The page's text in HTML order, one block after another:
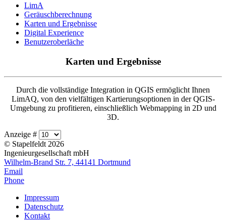
LimA
Geräuschberechnung
Karten und Ergebnisse
Digital Experience
Benutzeroberläche
Karten und Ergebnisse
Durch die vollständige Integration in QGIS ermöglicht Ihnen
LimAQ, von den vielfältigen Kartierungsoptionen in der QGIS-
Umgebung zu profitieren, einschließlich Webmapping in 2D und
3D.
Anzeige #
© Stapelfeldt 2026
Ingenieurgesellschaft mbH
Wilhelm-Brand Str. 7, 44141 Dortmund
Email
Phone
Impressum
Datenschutz
Kontakt